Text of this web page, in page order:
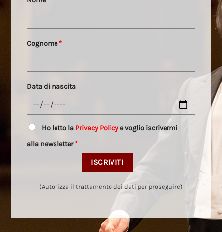
Cognome*
Data di nascita
Ho letto la Privacy Policye voglio iscrivermi
alla newsletter*
(Autorizza il trattamento dei dati per proseguire)